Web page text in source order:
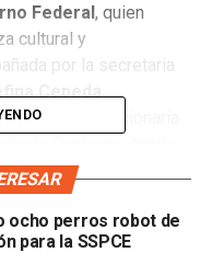
Federal, quien
cultural y
por la secretaria
Cepeda
la funcionaria
regional
disfrutó de la danza
representativas de
un marco de
ocho perros robot de
para la SSPCE